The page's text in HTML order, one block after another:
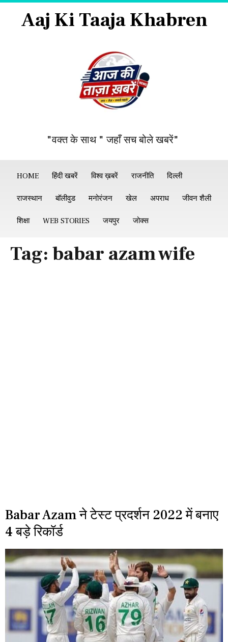
Aaj Ki Taaja Khabren
"वक्त के साथ " जहाँ सच बोले खबरें"
HOME हिंदी खबरें विश्व ख़बरें राजनीति दिल्ली
राजस्थान बॉलीवुड मनोरंजन खेल अपराध जीवन शैली
शिक्षा WEB STORIES जयपुर जोक्स
Tag: babar azam wife
Babar Azam ने टेस्ट प्रदर्शन 2022 में बनाए
4 बड़े रिकॉर्ड